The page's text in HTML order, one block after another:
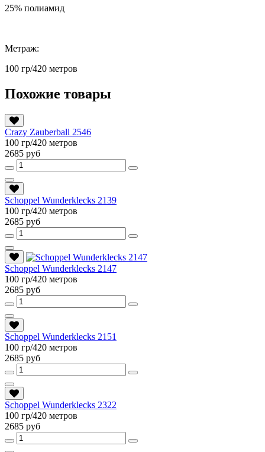
25% полиамид
Метраж:
100 гр/420 метров
Похожие товары
Crazy Zauberball 2546
100 гр/420 метров
2685 руб
Schoppel Wunderklecks 2139
100 гр/420 метров
2685 руб
Schoppel Wunderklecks 2147
100 гр/420 метров
2685 руб
Schoppel Wunderklecks 2151
100 гр/420 метров
2685 руб
Schoppel Wunderklecks 2322
100 гр/420 метров
2685 руб